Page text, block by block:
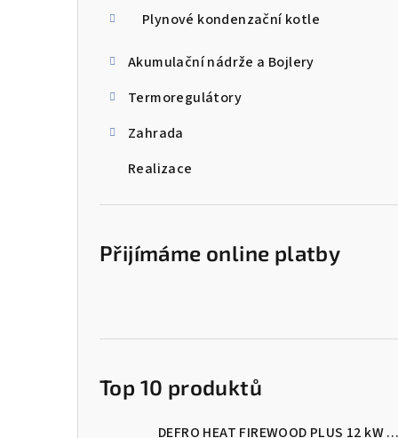
Plynové kondenzační kotle
Akumulační nádrže a Bojlery
Termoregulátory
Zahrada
Realizace
Přijímáme online platby
Top 10 produktů
DEFRO HEAT FIREWOOD PLUS 12 kW Kotel na dřevo s ručním přikládáním